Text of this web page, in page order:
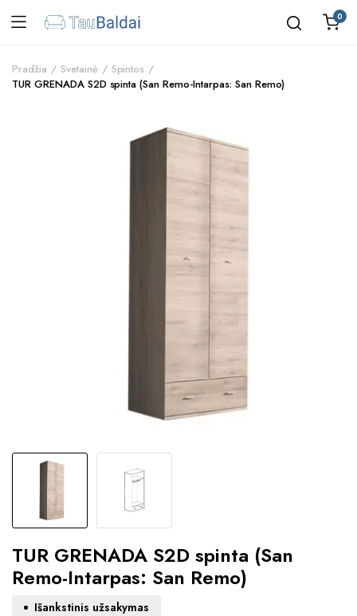
0
Pradžia Svetainė
Spintos
TUR GRENADA S2D spinta (San Remo-Intarpas: San Remo)
TUR GRENADA S2D spinta (San
Remo-Intarpas: San Remo)
Išankstinis užsakymas